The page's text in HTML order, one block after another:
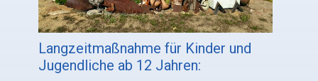
Langzeitmaßnahme für Kinder und
Jugendliche ab 12 Jahren: